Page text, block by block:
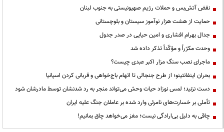
نقض آتش‌بس و حملات رژیم صهیونیستی به جنوب لبنان
حمایت از هشت هزار نوآموز سیستان و بلوچستانی
جدال بهرام افشاری و امین حیایی در صدر جدول
وحدت مکرّراً و مؤکّداً تذکر داده شد
ماجرای نصب سنگ مزار اکبر عبدی چیست؟
بحران اینفانتینو؛ از طرح جنجالی تا اتهام باج‌خواهی و قربانی کردن اسپانیا
دست نزنید؛ لمس نوزاد حیات وحش می‌تواند منجر به رد شدنشان توسط مادرشان شود
تأملی بر خسارت‌های نامرئی وارد شده بر عاملان جنگ علیه ایران
چاقی به دلیل بی‌ارادگی نیست؛ مغز می‌خواهد چاق بمانیم!